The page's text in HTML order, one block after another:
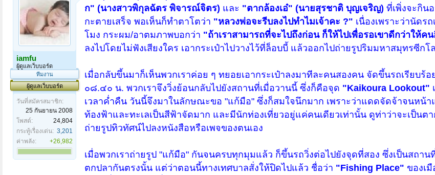
iamfu
ผู้ดูแลเว็บบอร์ด
ทีมงาน
ผู้ดูแลเว็บบอร์ด
วันที่สมัครสมาชิก:
25 กันยายน 2008
โพสต์:
24,804
กระทู้เรื่องเด่น: 3,201
ค่าพลัง:
+26,982
ก" (นางสาวพิกุลฉัตร พิจารณ์จิตร) และ "ตากล้องเอ๋" (นายสุรชาติ บุญเจริญ) ที่เพิ่งจะกิน
กะตายเสร็จ พอเห็นก็ทำตาโตว่า "หลวงพ่อจะรีบลงไปทำไมเจ้าคะ ?" เนื่องเพราะว่านัดร
โมง กระผม/อาตมภาพบอกว่า "ถ้าเราสามารถที่จะไปถึงก่อน ก็ให้ไปเพื่อรอเขาดีกว่าให้ค
ลงไปโดยไม่ฟังเสียงใคร เอากระเป๋าไปวางไว้ที่ล็อบบี้ แล้วออกไปถ่ายรูปริมมหาสมุทรซีกโ
เมื่อกลับขึ้นมาก็เห็นพวกเราค่อย ๆ ทยอยเอากระเป๋าลงมาทีละคนสองคน จัดขึ้นรถเรียบร้
๐๘.๔๐ น. พวกเราจึงวิ่งย้อนกลับไปยังสถานที่เมื่อวานนี้ ซึ่งก็คือจุด "Kaikoura Lookout"
เวลาค่ำคืน วันนี้จึงมาในลักษณะขอ "แก้มือ" ซึ่งก็สมใจนึกมาก เพราะว่าแดดจัดจ้าจนหน้า
ท้องฟ้าและทะเลเป็นสีฟ้าจัดมาก และมีนักท่องเที่ยวอยู่แค่คนเดียวเท่านั้น ดูท่าว่าจะเป็นต
ถ่ายรูปทิวทัศน์ไปลงหนังสือหรือเพจของตนเอง
เมื่อพวกเราถ่ายรูป "แก้มือ" กันจนครบทุกมุมแล้ว ก็ขึ้นรถวิ่งต่อไปยังจุดที่สอง ซึ่งเป็นสถาน
ตกปลากันตรงนั้น แต่ว่าตอนนี้ทางเทศบาลสั่งให้ปิดไปแล้ว ชื่อว่า "Fishing Place" ของเมื